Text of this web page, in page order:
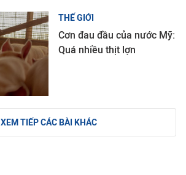
THẾ GIỚI
Cơn đau đầu của nước Mỹ:
Quá nhiều thịt lợn
XEM TIẾP CÁC BÀI KHÁC